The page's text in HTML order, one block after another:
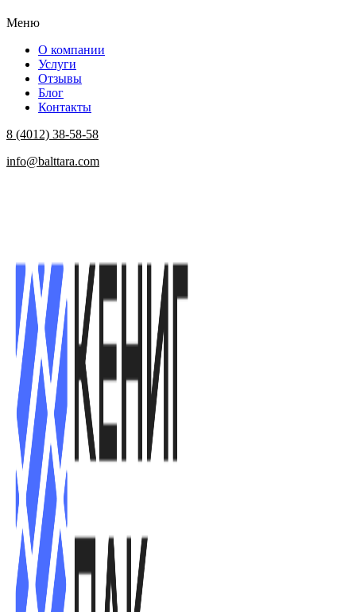
Меню
О компании
Услуги
Отзывы
Блог
Контакты
8 (4012) 38-58-58
info@balttara.com